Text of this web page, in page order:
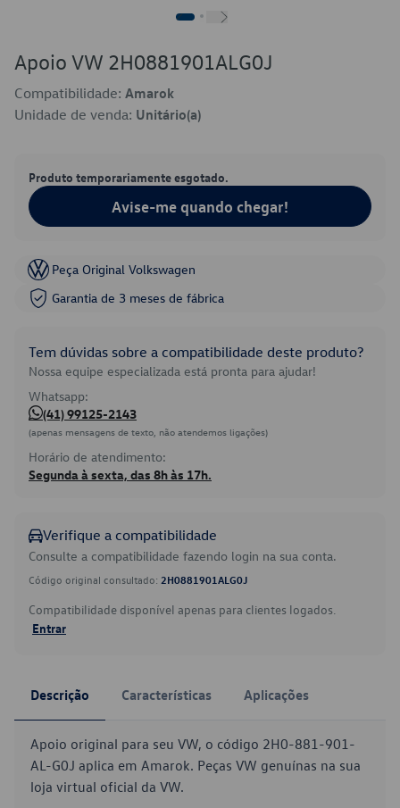
Apoio VW 2H0881901ALG0J
Compatibilidade: Amarok
Unidade de venda: Unitário(a)
Produto temporariamente esgotado.
Avise-me quando chegar!
Peça Original Volkswagen
Garantia de 3 meses de fábrica
Tem dúvidas sobre a compatibilidade deste produto?
Nossa equipe especializada está pronta para ajudar!
Whatsapp:
(41) 99125-2143
(apenas mensagens de texto, não atendemos ligações)
Horário de atendimento:
Segunda à sexta, das 8h às 17h.
Verifique a compatibilidade
Consulte a compatibilidade fazendo login na sua conta.
Código original consultado: 2H0881901ALG0J
Compatibilidade disponível apenas para clientes logados.
Entrar
Descrição Características Aplicações
Apoio original para seu VW, o código 2H0-881-901-
AL-G0J aplica em Amarok. Peças VW genuínas na sua
loja virtual oficial da VW.